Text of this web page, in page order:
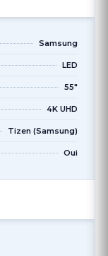
Samsung
LED
55"
4K UHD
Tizen (Samsung)
Oui